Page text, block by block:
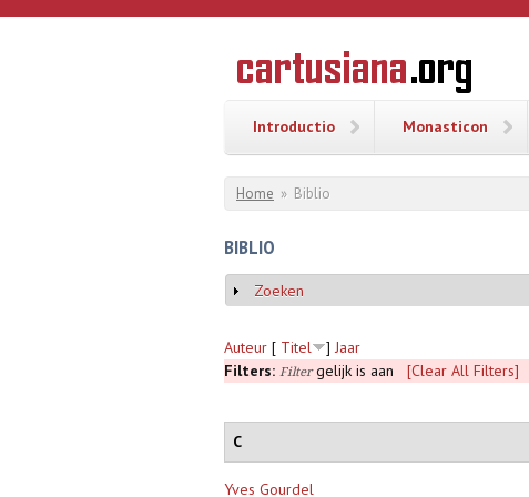
Overslaan en naar de inhoud gaan
CARTUSIANA
Geschiedenis
van de
Introductio Monasticon
U bent hier
Home » Biblio
BIBLIO
Weergeven
Zoeken
Auteur [ Titel ] Jaar
Filters: Filtergelijk is aan
[Clear All Filters]
C
Yves Gourdel